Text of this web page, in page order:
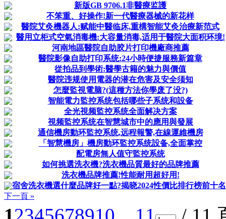
新版GB 9706.1非醫療监護
不笨重、好操作!新一代醫療器械的新花样
醫院艾灸機器人:赋能中醫临床,重構智能艾灸治療新范式
醫用立柜式空氣消毒機:大容量消毒,适用于醫院大面积环境!
河南地區醫院自助胶片打印機廠商推薦
醫院影像自助打印系统:24小時便捷服務新篇章
從拍品到學術:醫學古籍的魅力與價值
醫院违规使用電器的潜在危害及安全须知
怎麼監視電脑?(這種方法你學废了没?)
智能電力監控系统包括哪些子系统和設备
全光視频監控系统全面解决方案
視频監控系统在智慧城市中的應用與發展
通信機房動环監控系统,远程報警,在線運維機房
「智慧機房」機房動环監控系统設备,全面掌控
配電房無人值守監控系统
如何挑選洗衣機?洗衣機品質最好的品牌推薦
洗衣機品牌推薦!性能耐用超好用!
宿舍洗衣機選什麼品牌好一點?揭晓2024性價比排行榜前十
下一頁 »